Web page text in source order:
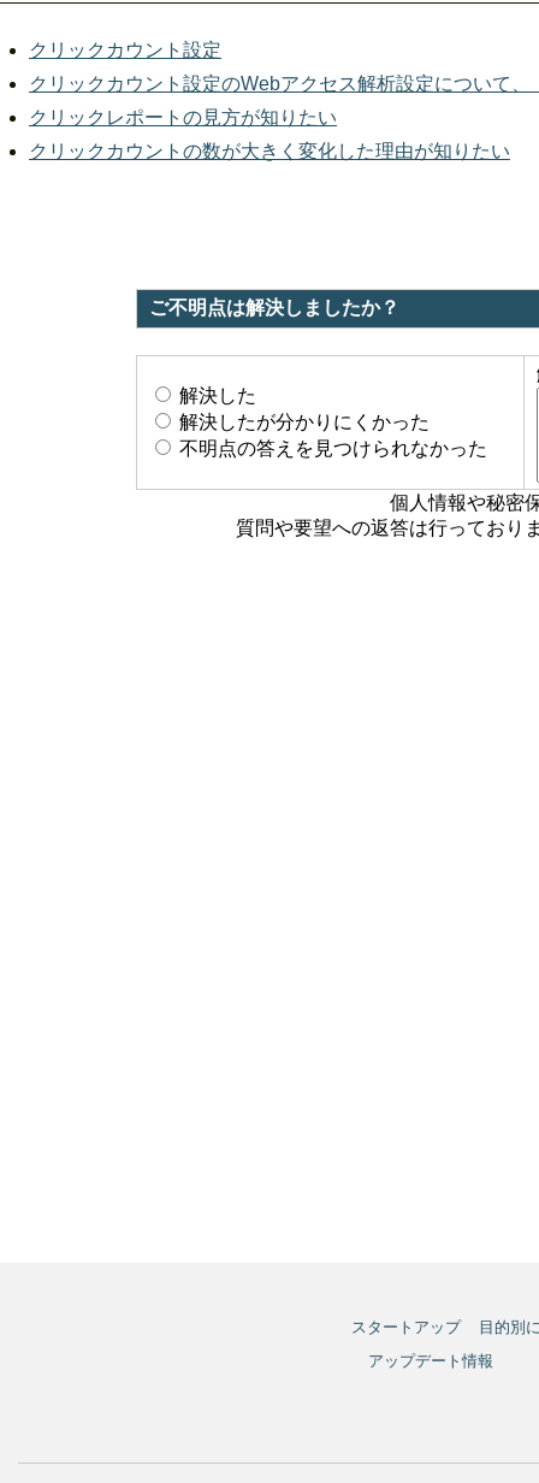
クリックカウント設定
クリックカウント設定のWebアクセス解析設定について
クリックレポートの見方が知りたい
クリックカウントの数が大きく変化した理由が知りたい
スタートアップ
目的別
アップデート情報